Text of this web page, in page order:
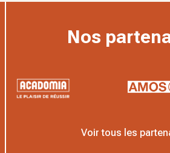
Nos
Voir tous les